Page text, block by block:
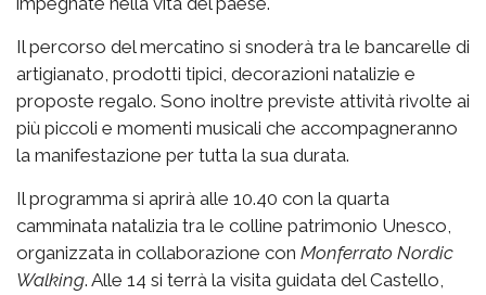
Il percorso del mercatino si snoderà tra le bancarelle di
artigianato, prodotti tipici, decorazioni natalizie e
proposte regalo. Sono inoltre previste attività rivolte ai
più piccoli e momenti musicali che accompagneranno
la manifestazione per tutta la sua durata.
Il programma si aprirà alle 10.40 con la quarta
camminata natalizia tra le colline patrimonio Unesco,
organizzata in collaborazione con Monferrato Nordic
Walking. Alle 14 si terrà la visita guidata del Castello,